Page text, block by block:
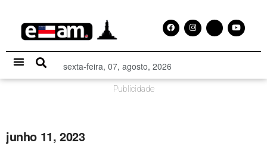
sexta-feira, 07, agosto, 2026
Publicidade
junho 11, 2023